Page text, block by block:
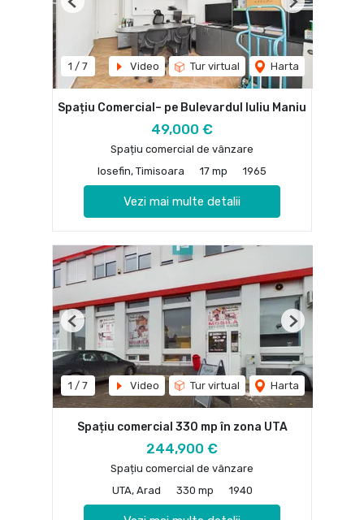
1 / 7 Video Tur virtual Harta
Previous Next
Spațiu Comercial– pe Bulevardul Iuliu Maniu
49,000 €
Spațiu comercial de vânzare
Iosefin, Timisoara
17 mp 1965
Vezi mai multe detalii
1 / 7 Video Tur virtual Harta
Previous Next
Spațiu comercial 330 mp în zona UTA
244,900 €
Spațiu comercial de vânzare
UTA, Arad
330 mp 1940